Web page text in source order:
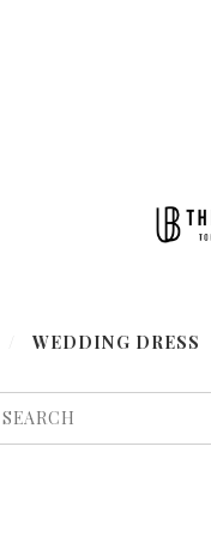
WEDDING DRESS